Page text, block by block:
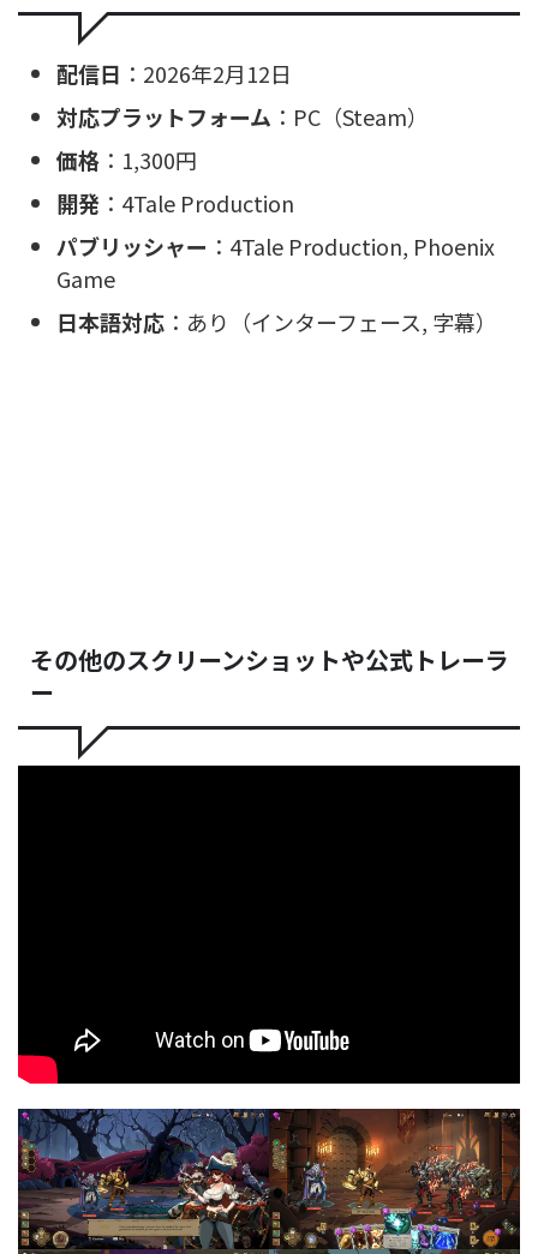
配信日 ：2026年2月12日
対応プラットフォーム ：PC（Steam）
価格 ：1,300円
開発 ：4Tale Production
パブリッシャー ：4Tale Production, Phoenix
Game
日本語対応 ：あり（インターフェース, 字幕）
その他のスクリーンショットや公式トレーラ
ー